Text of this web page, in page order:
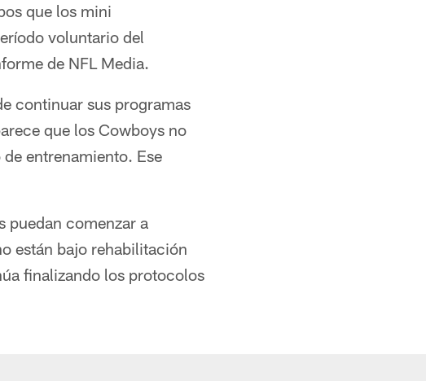
que los mini
voluntario del
de NFL Media.
continuar sus programas
que los Cowboys no
entrenamiento. Ese
puedan comenzar a
están bajo rehabilitación
finalizando los protocolos